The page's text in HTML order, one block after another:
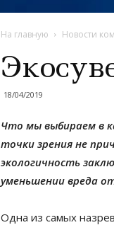
На главную Новости
18/04/2019
Что мы выбираем в
точки зрения не
экологичность
уменьшении вреда
Одна из самых